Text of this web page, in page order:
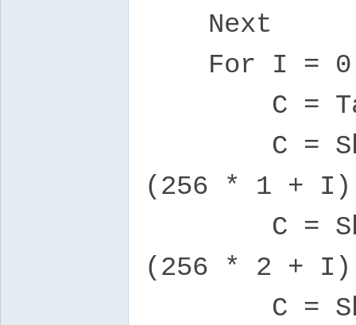
Next
For I = 0
C =
C =
(256 * 1 + I)
C =
(256 * 2 + I)
C =